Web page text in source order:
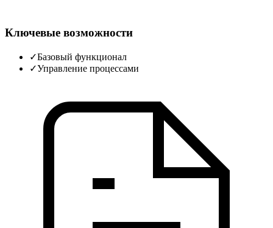
Ключевые возможности
✓Базовый функционал
✓Управление процессами